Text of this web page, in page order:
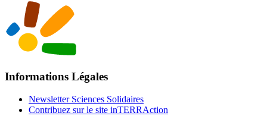
Informations Légales
Newsletter Sciences Solidaires
Contribuez sur le site inTERRAction